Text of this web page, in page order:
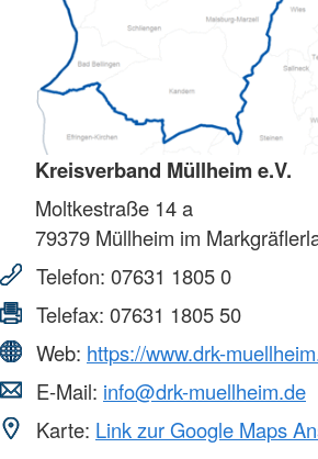
Kreisverband Müllheim e.V.
Moltkestraße 14 a
79379 Müllheim im
Telefon: 07631 1805 0
Telefax: 07631 1805 50
Web: https://www.drk-
E-Mail: info@drk-muellheim.de
Karte: Link zur Google Maps